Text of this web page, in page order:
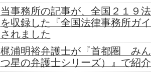
当事務所の記事が、全国２１９
を収録した『全国法律事務所ガ
されました
梶浦明裕弁護士が『首都圏 み
つ星の弁護士シリーズ）』で紹